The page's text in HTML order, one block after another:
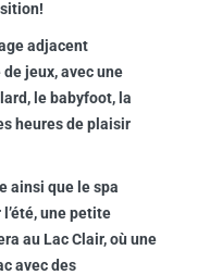
adjacent
jeux, avec une
le babyfoot, la
heures de plaisir
ainsi que le spa
une petite
au Lac Clair, où une
avec des